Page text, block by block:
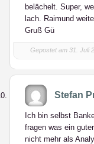
belächelt. Super,
lach. Raimund
Gruß Gü
Gepostet am 31. Juli
Stefan
Ich bin selbst
fragen was ein
nicht mehr als